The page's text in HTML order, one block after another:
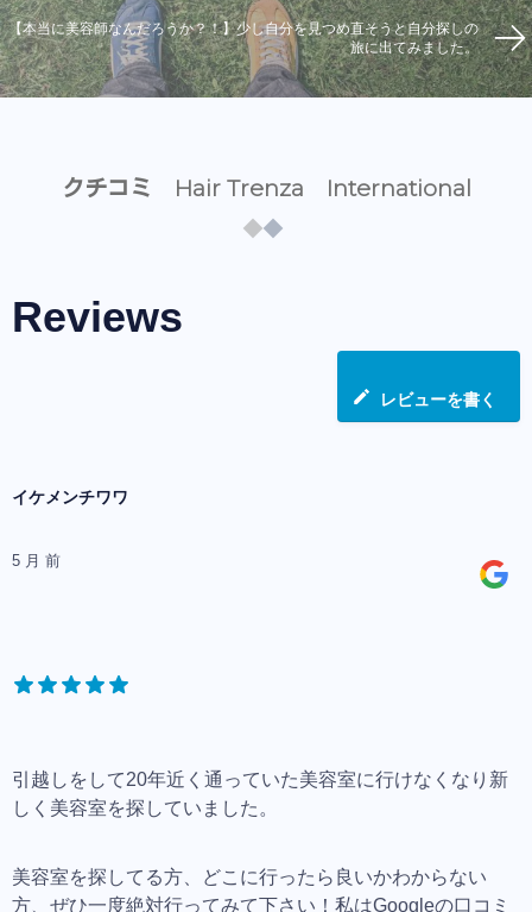
【本当に美容師なんだろうか？！】少し自分を見つめ直そうと自分探しの
旅に出てみました。
クチコミ Hair Trenza International
Reviews
レビューを書く
イケメンチワワ
5 月 前
引越しをして20年近く通っていた美容室に行けなくなり新
しく美容室を探していました。
美容室を探してる方、どこに行ったら良いかわからない
方、ぜひ一度絶対行ってみて下さい！私はGoogleの口コミ